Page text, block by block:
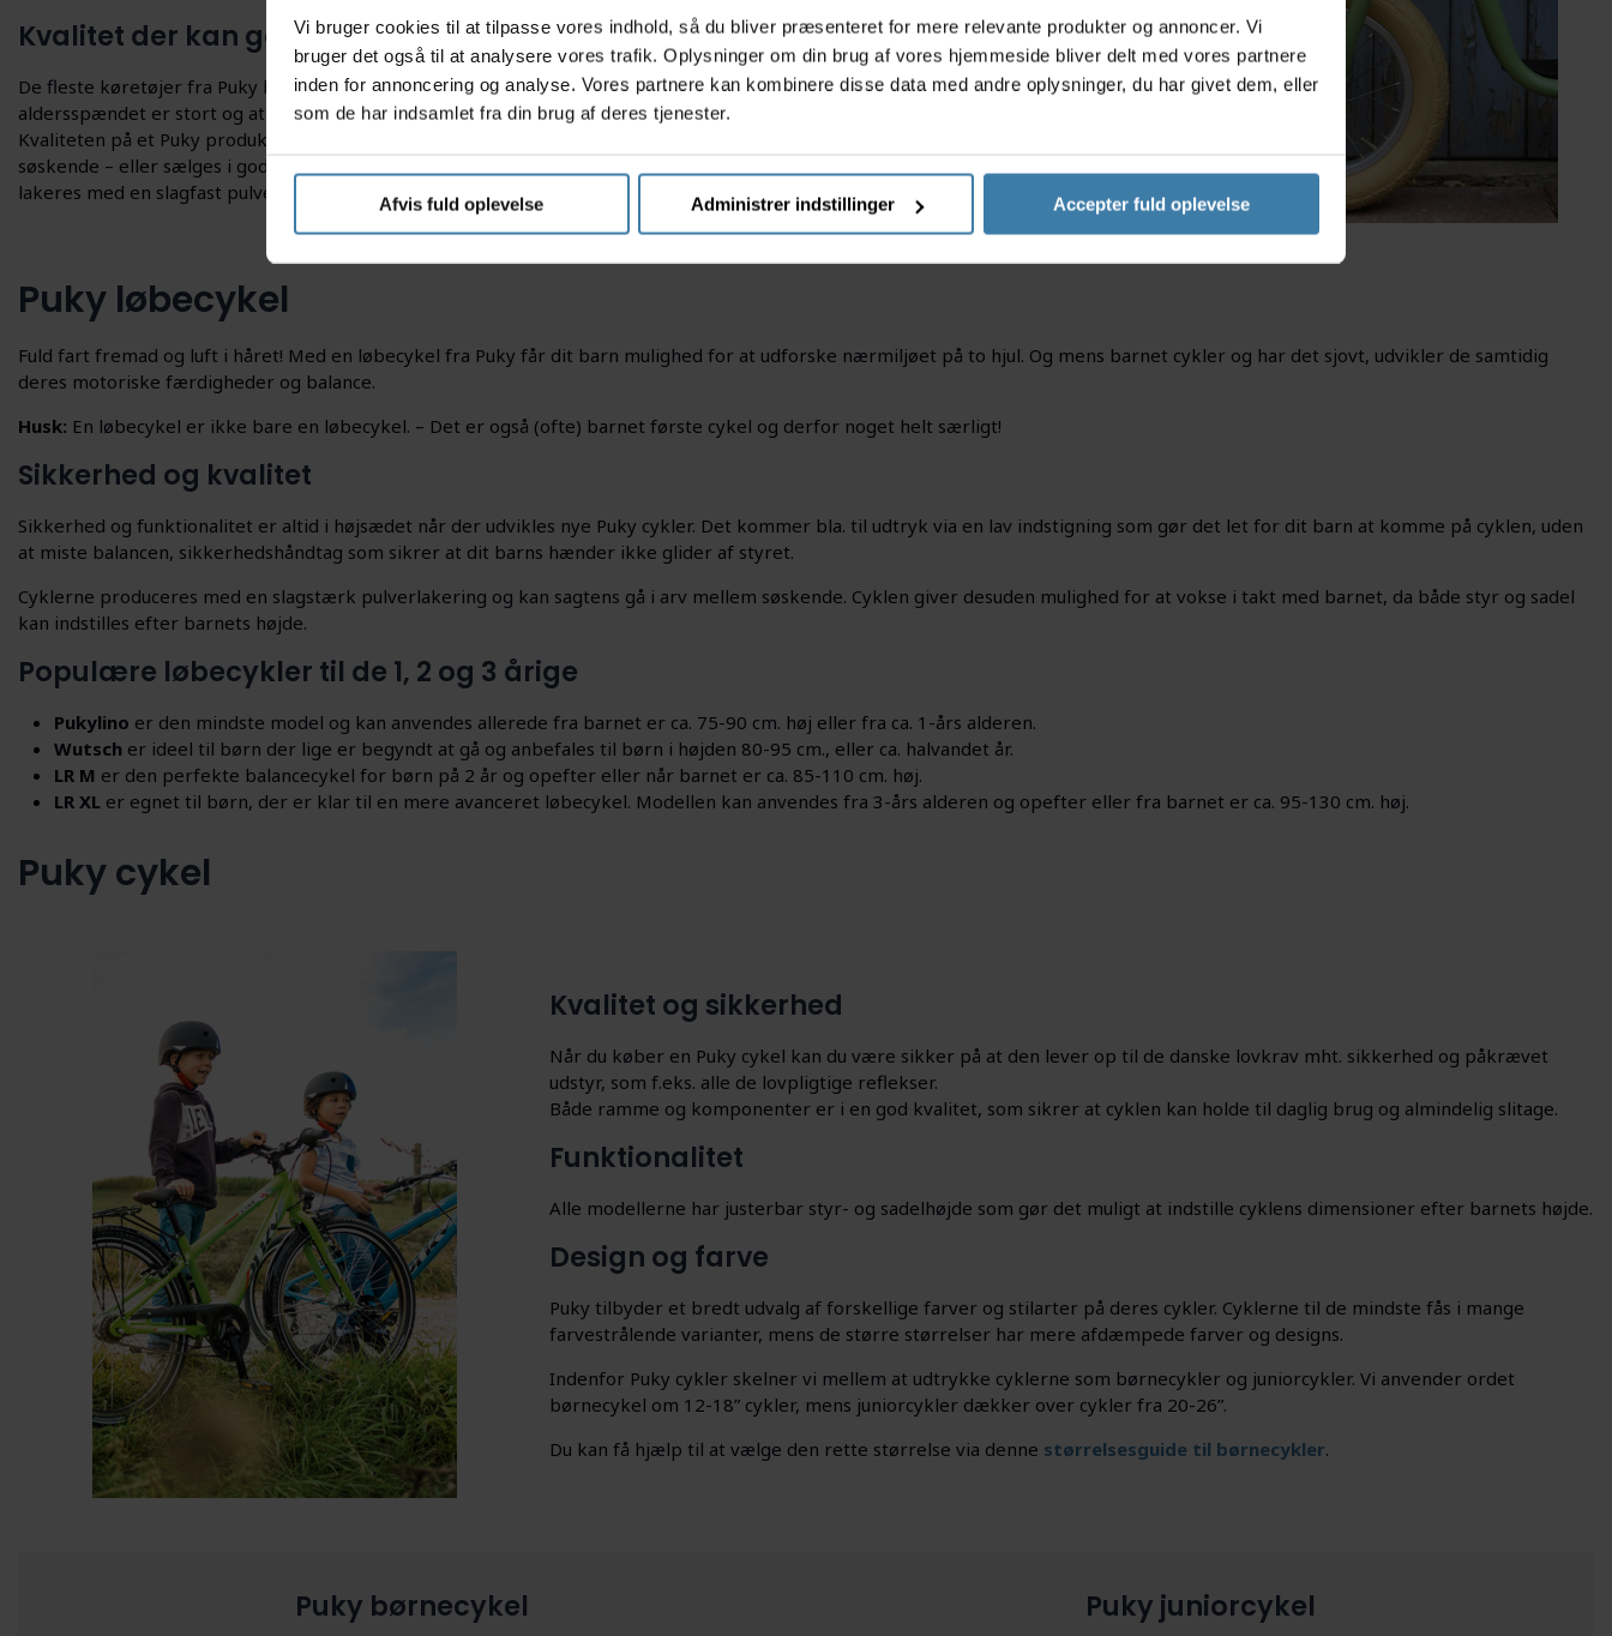
Vi bruger cookies til at tilpasse vores indhold, så du bliver præsenteret for mere relevante produkter og annoncer. Vi
bruger det også til at analysere vores trafik. Oplysninger om din brug af vores hjemmeside bliver delt med vores partnere
inden for annoncering og analyse. Vores partnere kan kombinere disse data med andre oplysninger, du har givet dem, eller
som de har indsamlet fra din brug af deres tjenester.
Afvis fuld oplevelse Administrer indstillinger Accepter fuld oplevelse
Kvalitet der kan gå i arv fra barn til barn
De fleste køretøjer fra Puky kan vokse i takt med barnet, takket være justerbare egenskaber. Det betyder at
aldersspændet er stort og at dit barn derfor kan anvende køretøjet i en længere periode.
Kvaliteten på et Puky produkt er høj og derfor oplever mange forældre at køretøjet sagtens kan gå i arv mellem
søskende – eller sælges i god stand når barnet er færdigt med at bruge køretøjet. Det skuldes bl.a. at køretøjerne
lakeres med en slagfast pulverlakering.
Puky løbecykel
Fuld fart fremad og luft i håret! Med en løbecykel fra Puky får dit barn mulighed for at udforske nærmiljøet på to hjul. Og mens barnet cykler og har det sjovt, udvikler de samtidig
deres motoriske færdigheder og balance.
Husk: En løbecykel er ikke bare en løbecykel. – Det er også (ofte) barnet første cykel og derfor noget helt særligt!
Sikkerhed og kvalitet
Sikkerhed og funktionalitet er altid i højsædet når der udvikles nye Puky cykler. Det kommer bla. til udtryk via en lav indstigning som gør det let for dit barn at komme på cyklen, uden
at miste balancen, sikkerhedshåndtag som sikrer at dit barns hænder ikke glider af styret.
Cyklerne produceres med en slagstærk pulverlakering og kan sagtens gå i arv mellem søskende. Cyklen giver desuden mulighed for at vokse i takt med barnet, da både styr og sadel
kan indstilles efter barnets højde.
Populære løbecykler til de 1, 2 og 3 årige
Pukylino er den mindste model og kan anvendes allerede fra barnet er ca. 75-90 cm. høj eller fra ca. 1-års alderen.
Wutsch er ideel til børn der lige er begyndt at gå og anbefales til børn i højden 80-95 cm., eller ca. halvandet år.
LR M er den perfekte balancecykel for børn på 2 år og opefter eller når barnet er ca. 85-110 cm. høj.
LR XL er egnet til børn, der er klar til en mere avanceret løbecykel. Modellen kan anvendes fra 3-års alderen og opefter eller fra barnet er ca. 95-130 cm. høj.
Puky cykel
Kvalitet og sikkerhed
Når du køber en Puky cykel kan du være sikker på at den lever op til de danske lovkrav mht. sikkerhed og påkrævet
udstyr, som f.eks. alle de lovpligtige reflekser.
Både ramme og komponenter er i en god kvalitet, som sikrer at cyklen kan holde til daglig brug og almindelig slitage.
Funktionalitet
Alle modellerne har justerbar styr- og sadelhøjde som gør det muligt at indstille cyklens dimensioner efter barnets højde.
Design og farve
Puky tilbyder et bredt udvalg af forskellige farver og stilarter på deres cykler. Cyklerne til de mindste fås i mange
farvestrålende varianter, mens de større størrelser har mere afdæmpede farver og designs.
Indenfor Puky cykler skelner vi mellem at udtrykke cyklerne som børnecykler og juniorcykler. Vi anvender ordet
børnecykel om 12-18” cykler, mens juniorcykler dækker over cykler fra 20-26”.
Du kan få hjælp til at vælge den rette størrelse via denne størrelsesguide til børnecykler.
Puky børnecykel Puky juniorcykel